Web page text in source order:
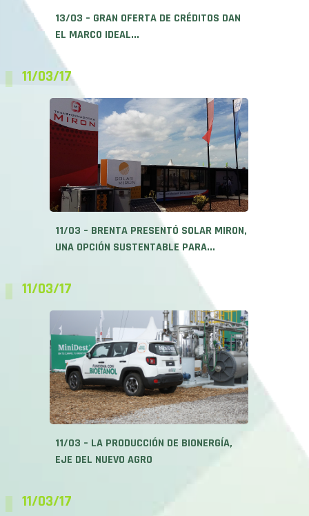
13/03 – GRAN OFERTA DE CRÉDITOS DAN
EL MARCO IDEAL...
11/03/17
11/03 – BRENTA PRESENTÓ SOLAR MIRON,
UNA OPCIÓN SUSTENTABLE PARA...
11/03/17
11/03 – LA PRODUCCIÓN DE BIONERGÍA,
EJE DEL NUEVO AGRO
11/03/17